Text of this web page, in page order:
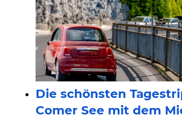
Die schönsten
Comer See mit dem